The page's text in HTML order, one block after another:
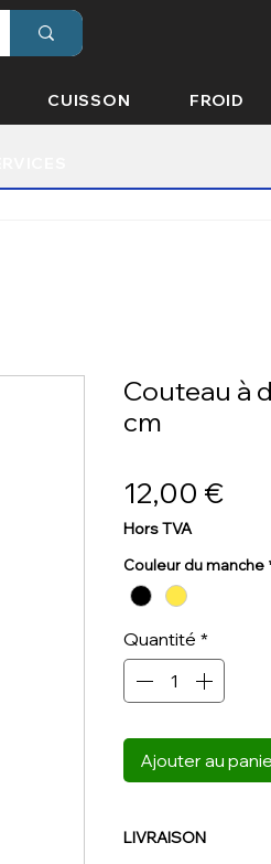
CUISSON FROID
Couteau à
cm
12,00 €Prix
Hors TVA
Couleur du manche
Quantité *
Ajouter au
LIVRAISON